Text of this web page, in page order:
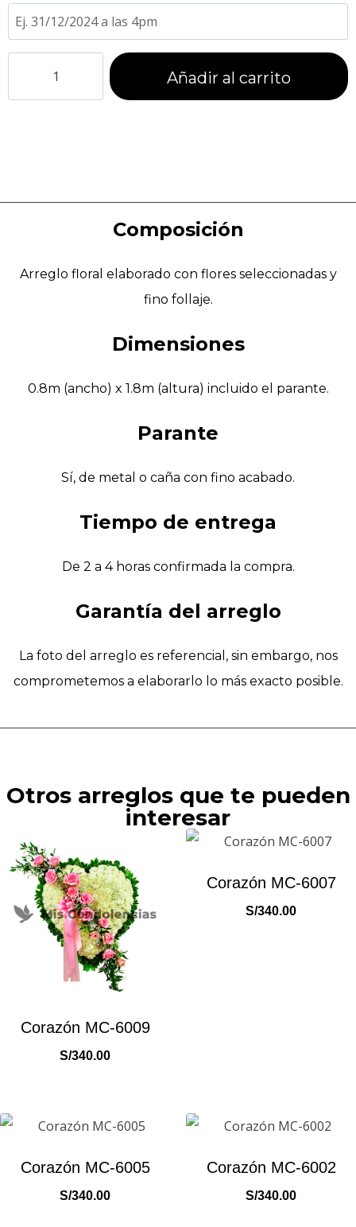
Añadir al carrito
Composición
Arreglo floral elaborado con flores seleccionadas y
fino follaje.
Dimensiones
0.8m (ancho) x 1.8m (altura) incluido el parante.
Parante
Sí, de metal o caña con fino acabado.
Tiempo de entrega
De 2 a 4 horas confirmada la compra.
Garantía del arreglo
La foto del arreglo es referencial, sin embargo, nos
comprometemos a elaborarlo lo más exacto posible.
Otros arreglos que te pueden
interesar
Corazón MC-6009
S/340.00
Corazón MC-6007
S/340.00
Corazón MC-6005
S/340.00
Corazón MC-6002
S/340.00